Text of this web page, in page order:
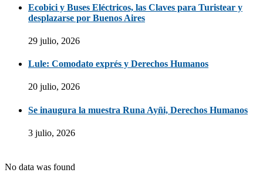
Ecobici y Buses Eléctricos, las Claves para Turistear y
desplazarse por Buenos Aires
29 julio, 2026
Lule: Comodato exprés y Derechos Humanos
20 julio, 2026
Se inaugura la muestra Runa Ayñi, Derechos Humanos
3 julio, 2026
No data was found